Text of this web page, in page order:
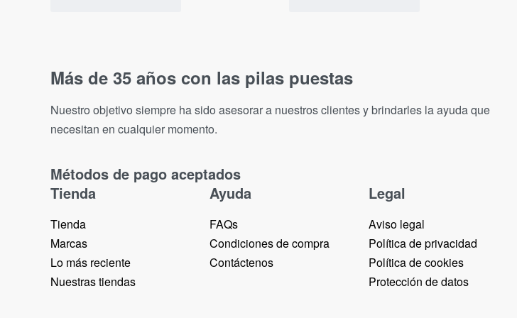
Más de 35 años con las pilas puestas
Nuestro objetivo siempre ha sido asesorar a nuestros clientes y brindarles la ayuda que
necesitan en cualquier momento.
Métodos de pago aceptados
Tienda
Tienda
Marcas
Lo más reciente​
Nuestras tiendas​
Ayuda
FAQs
Condiciones de compra
Contáctenos
Legal
Aviso legal
Política de privacidad
Política de cookies
Protección de datos